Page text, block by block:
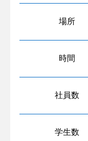
場所
時間
社員数
学生数